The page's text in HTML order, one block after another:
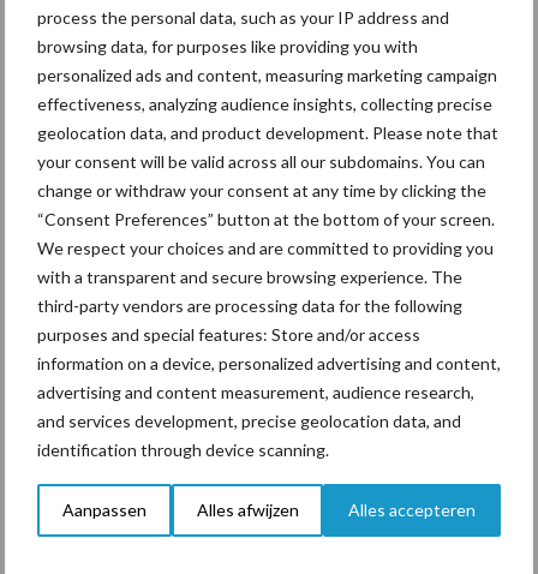
process the personal data, such as your IP address and
browsing data, for purposes like providing you with
personalized ads and content, measuring marketing campaign
effectiveness, analyzing audience insights, collecting precise
geolocation data, and product development. Please note that
your consent will be valid across all our subdomains. You can
change or withdraw your consent at any time by clicking the
“Consent Preferences” button at the bottom of your screen.
We respect your choices and are committed to providing you
with a transparent and secure browsing experience. The
third-party vendors are processing data for the following
purposes and special features: Store and/or access
information on a device, personalized advertising and content,
advertising and content measurement, audience research,
and services development, precise geolocation data, and
identification through device scanning.
Aanpassen Alles afwijzen Alles accepteren
met een lagere productie. “Dat laatste zou voor een tijdelijke
periode een optie zijn, maar deze regel gaat niet van tijdelijke aard
zijn. In 2021 wil minister Schouten in overleg met de sector om
uitvoering aan het voerspoor te geven. Dat betekent dat het
gebruik van soja permanent ter discussie zal staan. Op langere
termijn kan ik me geen grote productieverlaging permitteren,
mede omdat de fosfaatrechten hier ook al ingegrepen hebben
met 8,3 procent korting. Daarnaast grijpt een productieverlaging
ook in op diergezondheid. Een hoge melkproductie is niet alleen
een kwestie van voeren, maar er zit ook een genetische melkdruk
Berekening melkveehouder
Een doorrekening van Van den Oever en Schellekens laat zien dat
van het voerspoor. Inclusief indikking van de vaste kosten schat
Schellekens in dat het voerspoor hem zo’n 10.000 euro in 4